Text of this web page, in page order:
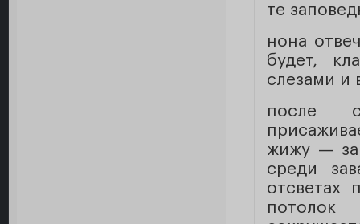
те
нона
будет,
слезами и
после
жижу —
среди
отсветах